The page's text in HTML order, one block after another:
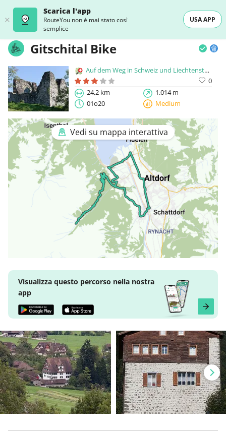
Scarica l'app
RouteYou non è mai stato così
semplice
USA APP
Gitschital Bike
Auf dem Weg in Schweiz und Liechtenstein
0
24,2 km
1.014 m
01o20
Medium
Vedi su mappa interattiva
Visualizza questo percorso nella nostra
app